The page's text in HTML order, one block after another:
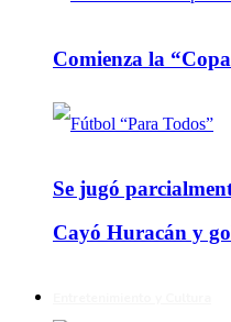
Comienza la
Se jugó
Cayó Huracán y